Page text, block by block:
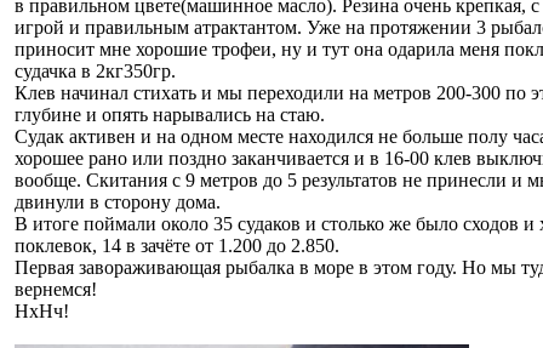
в правильном цвете(машинное масло). Резина очень крепкая,
игрой и правильным атрактантом. Уже на протяжении 3
приносит мне хорошие трофеи, ну и тут она одарила меня
судачка в 2кг350гр.
Клев начинал стихать и мы переходили на метров 200-300 по
глубине и опять нарывались на стаю.
Судак активен и на одном месте находился не больше полу
хорошее рано или поздно заканчивается и в 16-00 клев
вообще. Скитания с 9 метров до 5 результатов не принесли и
двинули в сторону дома.
В итоге поймали около 35 судаков и столько же было сходов и
поклевок, 14 в зачёте от 1.200 до 2.850.
Первая завораживающая рыбалка в море в этом году. Но мы
вернемся!
НхНч!